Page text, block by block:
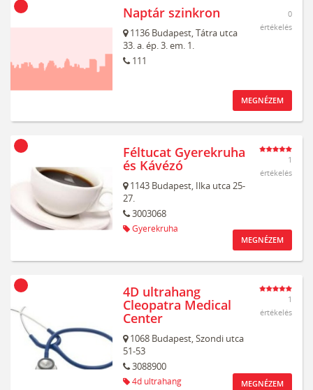
Naptár szinkron
1136 Budapest,Tátra utca
33. a. ép. 3. em. 1.
111
0
értékelés
MEGNÉZEM
Féltucat Gyerekruha
és Kávézó
1143 Budapest, Ilka utca 25-
27.
3003068
Gyerekruha
1
értékelés
MEGNÉZEM
4D ultrahang
Cleopatra Medical
Center
1068 Budapest,Szondi utca
51-53
3088900
4d ultrahang
1
értékelés
MEGNÉZEM